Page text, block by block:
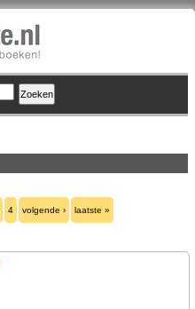
4 volgende › laatste »